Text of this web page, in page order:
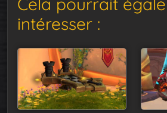
intéresser :